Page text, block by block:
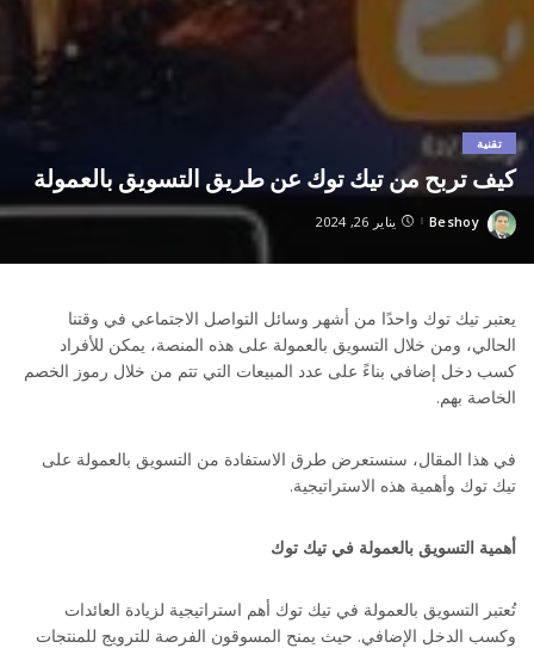
تقنية
كيف تربح من تيك توك عن طريق التسويق بالعمولة
Posted
Beshoy يناير 26, 2024
يعتبر تيك توك واحدًا من أشهر وسائل التواصل الاجتماعي في وقتنا
الحالي، ومن خلال التسويق بالعمولة على هذه المنصة، يمكن للأفراد
كسب دخل إضافي بناءً على عدد المبيعات التي تتم من خلال رموز الخصم
الخاصة بهم.
في هذا المقال، سنستعرض طرق الاستفادة من التسويق بالعمولة على
تيك توك وأهمية هذه الاستراتيجية.
أهمية التسويق بالعمولة في تيك توك
تُعتبر التسويق بالعمولة في تيك توك أهم استراتيجية لزيادة العائدات
وكسب الدخل الإضافي. حيث يمنح المسوقون الفرصة للترويج للمنتجات